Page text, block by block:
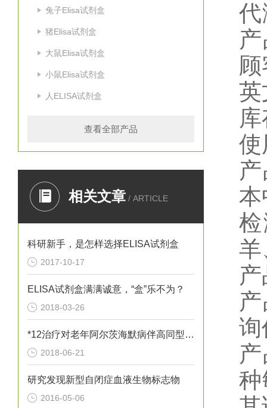
兔子Elisa试剂盒
猪Elisa试剂盒
大鼠Elisa试剂盒
小鼠Elisa试剂盒
人ELISA试剂盒
查看全部产品
相关文章 / ARTICLE
科研新手，是怎样选择ELISA试剂盒
2017-10-17
ELISA试剂盒满满诚意，“盒”乐不为？
2018-03-26
*12治疗对老年阿尔茨海默病伴高同型半胱胺酸血症患者血清炎性因子
2018-06-21
研究发现新型自闭症血液生物标志物
2016-05-06
英
使
本
羊
询
种